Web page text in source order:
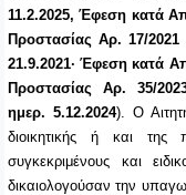
11.2.2025, Έφεση κατά
Προστασίας Αρ. 17/
21.9.2021· Έφεση κατά
Προστασίας Αρ. 35/
ημερ. 5.12.2024). Ο
διοικητικής ή και της
συγκεκριμένους και
δικαιολογούσαν την